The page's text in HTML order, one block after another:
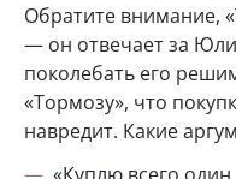
Обратите внимание,
— он отвечает за
поколебать его
«Тормозу», что
навредит. Какие